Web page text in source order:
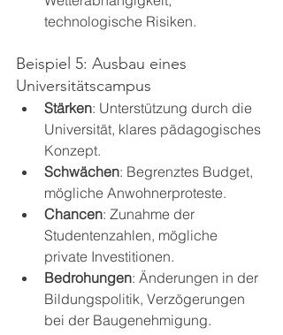
technologische Risiken.
Beispiel 5: Ausbau eines
Universitätscampus
Stärken: Unterstützung durch die
Universität, klares pädagogisches
Konzept.
Schwächen: Begrenztes Budget,
mögliche Anwohnerproteste.
Chancen: Zunahme der
Studentenzahlen, mögliche
private Investitionen.
Bedrohungen: Änderungen in der
Bildungspolitik, Verzögerungen
bei der Baugenehmigung.